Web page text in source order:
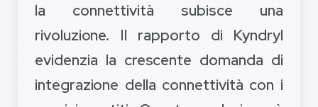
la connettività subisce una
rivoluzione. Il rapporto di Kyndryl
evidenzia la crescente domanda di
integrazione della connettività con i